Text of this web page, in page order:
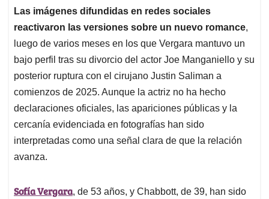
Las imágenes difundidas en redes sociales
reactivaron las versiones sobre un nuevo romance,
luego de varios meses en los que Vergara mantuvo un
bajo perfil tras su divorcio del actor Joe Manganiello y su
posterior ruptura con el cirujano Justin Saliman a
comienzos de 2025. Aunque la actriz no ha hecho
declaraciones oficiales, las apariciones públicas y la
cercanía evidenciada en fotografías han sido
interpretadas como una señal clara de que la relación
avanza.
Sofía Vergara, de 53 años, y Chabbott, de 39, han sido